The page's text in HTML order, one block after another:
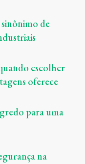
de
escolher
oferece
para uma
na